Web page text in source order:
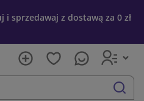
i sprzedawaj z dostawą za 0 zł
szukaj